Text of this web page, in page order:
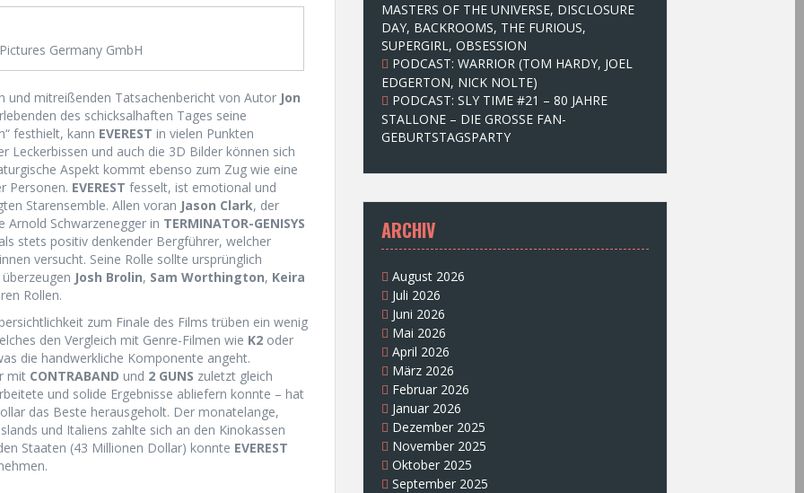
Germany GmbH
und mitreißenden Tatsachenbericht von Autor Jon
des schicksalhaften Tages seine
festhielt, kann EVEREST in vielen Punkten
Leckerbissen und auch die 3D Bilder können sich
Aspekt kommt ebenso zum Zug wie eine
Personen. EVEREST fesselt, ist emotional und
Starensemble. Allen voran Jason Clark, der
Arnold Schwarzenegger in TERMINATOR-GENISYS
stets positiv denkender Bergführer, welcher
versucht. Seine Rolle sollte ursprünglich
Josh Brolin, Sam Worthington, Keira
Rollen.
zum Finale des Films trüben ein wenig
den Vergleich mit Genre-Filmen wie K2 oder
die handwerkliche Komponente angeht.
mit CONTRABAND und 2 GUNS zuletzt gleich
und solide Ergebnisse abliefern konnte – hat
das Beste herausgeholt. Der monatelange,
und Italiens zahlte sich an den Kinokassen
Staaten (43 Millionen Dollar) konnte EVEREST
MASTERS OF THE UNIVERSE, DISCLOSURE
DAY, BACKROOMS, THE FURIOUS,
SUPERGIRL, OBSESSION
PODCAST: WARRIOR (TOM HARDY, JOEL
EDGERTON, NICK NOLTE)
PODCAST: SLY TIME #21 – 80 JAHRE
STALLONE – DIE GROSSE FAN-
GEBURTSTAGSPARTY
ARCHIV
August 2026
Juli 2026
Juni 2026
Mai 2026
April 2026
März 2026
Februar 2026
Januar 2026
Dezember 2025
November 2025
Oktober 2025
September 2025